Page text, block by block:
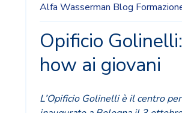
Alfa Wasserman Blog
Opificio
how ai giovani
L’Opificio Golinelli è il centro